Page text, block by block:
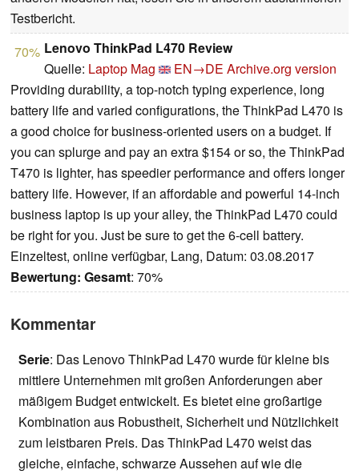
Testbericht.
70% Lenovo ThinkPad L470 Review
Quelle: Laptop Mag EN→DE Archive.org version
Providing durability, a top-notch typing experience, long
battery life and varied configurations, the ThinkPad L470 is
a good choice for business-oriented users on a budget. If
you can splurge and pay an extra $154 or so, the ThinkPad
T470 is lighter, has speedier performance and offers longer
battery life. However, if an affordable and powerful 14-inch
business laptop is up your alley, the ThinkPad L470 could
be right for you. Just be sure to get the 6-cell battery.
Einzeltest, online verfügbar, Lang, Datum: 03.08.2017
Bewertung: Gesamt: 70%
Kommentar
Serie: Das Lenovo ThinkPad L470 wurde für kleine bis
mittlere Unternehmen mit großen Anforderungen aber
mäßigem Budget entwickelt. Es bietet eine großartige
Kombination aus Robustheit, Sicherheit und Nützlichkeit
zum leistbaren Preis. Das ThinkPad L470 weist das
gleiche, einfache, schwarze Aussehen auf wie die